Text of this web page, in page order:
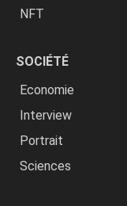
NFT
SOCIÉTÉ
Economie
Interview
Portrait
Sciences